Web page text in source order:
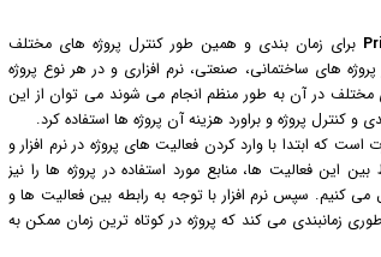
برای زمان بندی و همین طور کنترل پروژه های مختلف
های ساختمانی، صنعتی، نرم افزاری و در هر نوع پروژه
مختلف در آن به طور منظم انجام می شوند می توان از این
و کنترل پروژه و براورد هزینه آن پروژه ها استفاده کرد.
که ابتدا با وارد کردن فعالیت های پروژه در نرم افزار و
این فعالیت ها، منابع مورد استفاده در پروژه ها را نیز
می کنیم. سپس نرم افزار با توجه به رابطه بین فعالیت ها و
زمانبندی می کند که پروژه در کوتاه ترین زمان ممکن به